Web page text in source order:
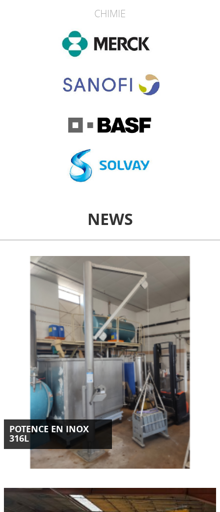
CHIMIE
NEWS
POTENCE EN INOX
316L
Conception et installation d'une potence inox 316L de 250
kg destinée au levage d’un panier en milieu industriel.
LIRE LA SUITE